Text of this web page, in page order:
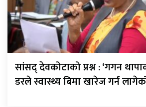
सांसद् देवकोटाको प्रश्न : ‘गगन
डरले स्वास्थ्य बिमा खारेज गर्न